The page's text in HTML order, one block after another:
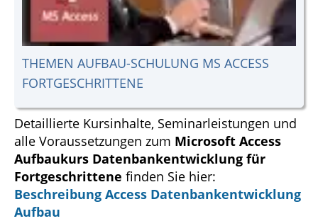
THEMEN AUFBAU-SCHULUNG MS ACCESS
FORTGESCHRITTENE
Detaillierte Kursinhalte, Seminarleistungen und
alle Voraussetzungen zum Microsoft Access
Aufbaukurs Datenbankentwicklung für
Fortgeschrittene finden Sie hier:
Beschreibung Access Datenbankentwicklung
Aufbau